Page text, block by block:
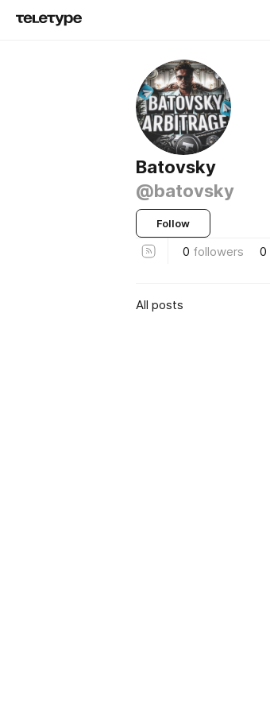
Batovsky
@batovsky
Follow
0 followers 0
All posts